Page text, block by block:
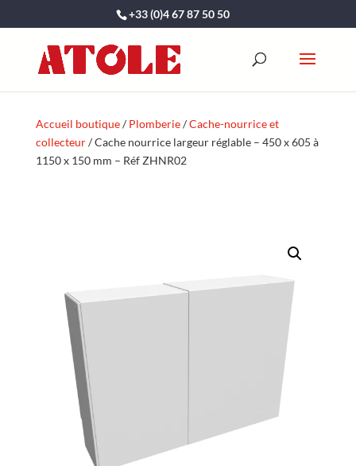
+33 (0)4 67 87 50 50
Accueil boutique/Plomberie/Cache-nourrice et
collecteur/ Cache nourrice largeur réglable – 450 x 605 à
1150 x 150 mm – Réf ZHNR02